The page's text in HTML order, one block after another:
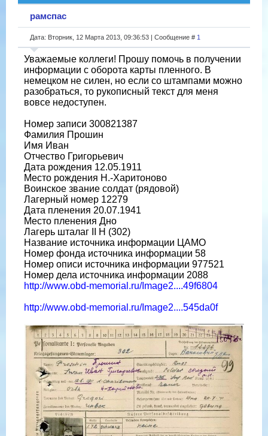
рамспас
Дата: Вторник, 12 Марта 2013, 09:36:53 | Сообщение # 1
Уважаемые коллеги! Прошу помочь в получении
информации с оборота карты пленного. В
немецком не силен, но если со штампами можно
разобраться, то рукописный текст для меня
вовсе недоступен.
Номер записи 300821387
Фамилия Прошин
Имя Иван
Отчество Григорьевич
Дата рождения 12.05.1911
Место рождения Н.-Харитоново
Воинское звание солдат (рядовой)
Лагерный номер 12279
Дата пленения 20.07.1941
Место пленения Дно
Лагерь шталаг II H (302)
Название источника информации ЦАМО
Номер фонда источника информации 58
Номер описи источника информации 977521
Номер дела источника информации 2088
http://www.obd-memorial.ru/Image2....49f6804
http://www.obd-memorial.ru/Image2....545da0f